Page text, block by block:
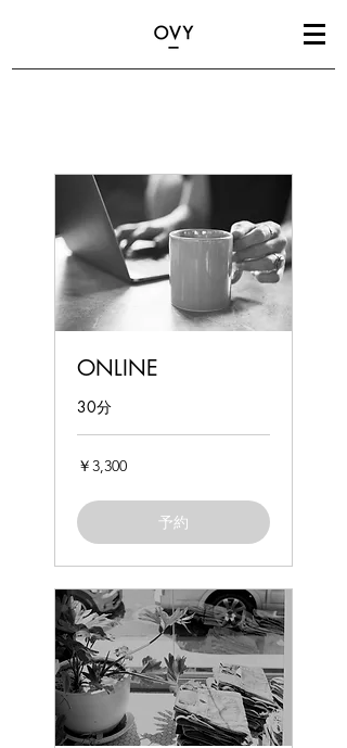
ONLINE
30分
3,300
円
￥3,300
予約